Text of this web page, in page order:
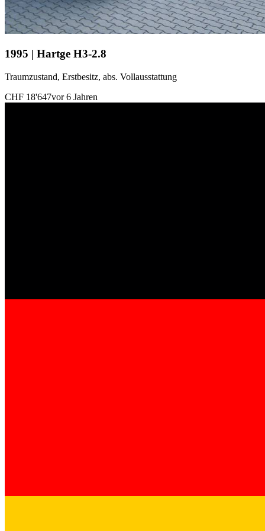
1995 | Hartge H3-2.8
Traumzustand, Erstbesitz, abs. Vollausstattung
CHF 18'647vor 6 Jahren